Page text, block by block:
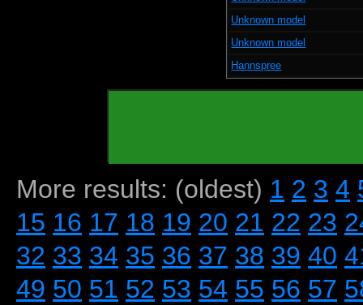
Unknown model
Unknown model
Hannspree
More results: (oldest) 1 2 3 4
15 16 17 18 19 20 21 22 23
32 33 34 35 36 37 38 39 40
49 50 51 52 53 54 55 56 57